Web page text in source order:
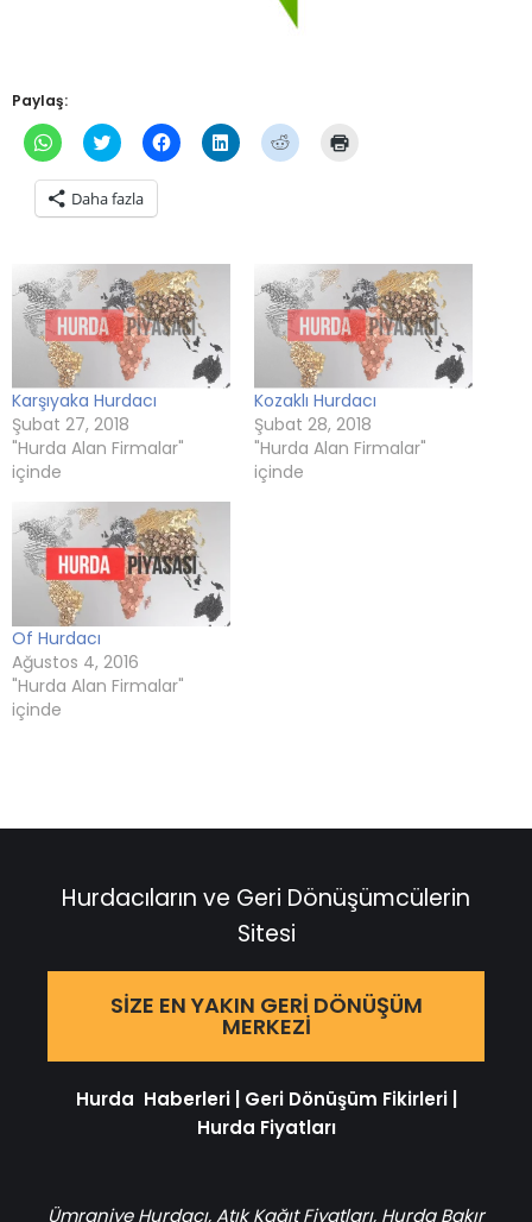
Paylaş:
WhatsApp'ta
paylaşmak
tıklayın
(Yeni
pencerede
Twitter
üzerinde
için
tıklayın
(Yeni
Facebook'ta
paylaşmak
Linkedln
üzerinden
Reddit
üzerinde
Daha fazla
Karşıyaka Hurdacı
Şubat 27, 2018
"Hurda Alan Firmalar"
içinde
Kozaklı Hurdacı
Şubat 28, 2018
"Hurda Alan Firmalar"
içinde
Of Hurdacı
Ağustos 4, 2016
"Hurda Alan Firmalar"
içinde
Hurdacıların ve Geri Dönüşümcülerin
Sitesi
SIZE EN YAKIN GERI DÖNÜŞÜM
MERKEZI
Hurda Haberleri| Geri Dönüşüm Fikirleri|
Hurda Fiyatları
Ümraniye Hurdacı,Atık Kağıt Fiyatları, Hurda Bakır